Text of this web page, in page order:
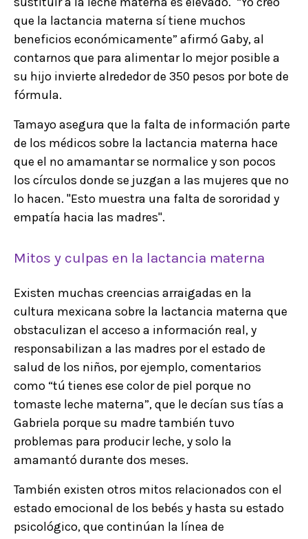
que la lactancia materna sí tiene muchos
beneficios económicamente” afirmó Gaby, al
contarnos que para alimentar lo mejor posible a
su hijo invierte alrededor de 350 pesos por bote de
fórmula.
Tamayo asegura que la falta de información parte
de los médicos sobre la lactancia materna hace
que el no amamantar se normalice y son pocos
los círculos donde se juzgan a las mujeres que no
lo hacen. "Esto muestra una falta de sororidad y
empatía hacia las madres".
Mitos y culpas en la lactancia materna
Existen muchas creencias arraigadas en la
cultura mexicana sobre la lactancia materna que
obstaculizan el acceso a información real, y
responsabilizan a las madres por el estado de
salud de los niños, por ejemplo, comentarios
como “tú tienes ese color de piel porque no
tomaste leche materna”, que le decían sus tías a
Gabriela porque su madre también tuvo
problemas para producir leche, y solo la
amamantó durante dos meses.
También existen otros mitos relacionados con el
estado emocional de los bebés y hasta su estado
psicológico, que continúan la línea de